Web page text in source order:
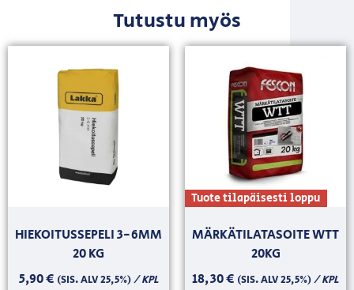
Tutustu myös
HIEKOITUSSEPELI 3-6MM
20 KG
5,90€ (SIS. ALV 25,5%)/ KPL
Tuote tilapäisesti loppu
MÄRKÄTILATASOITE WTT
20KG
18,30€ (SIS. ALV 25,5%)/ KPL